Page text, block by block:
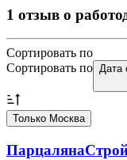
1 отзыв о
Сортировать по
Сортировать по Дата
Только Москва